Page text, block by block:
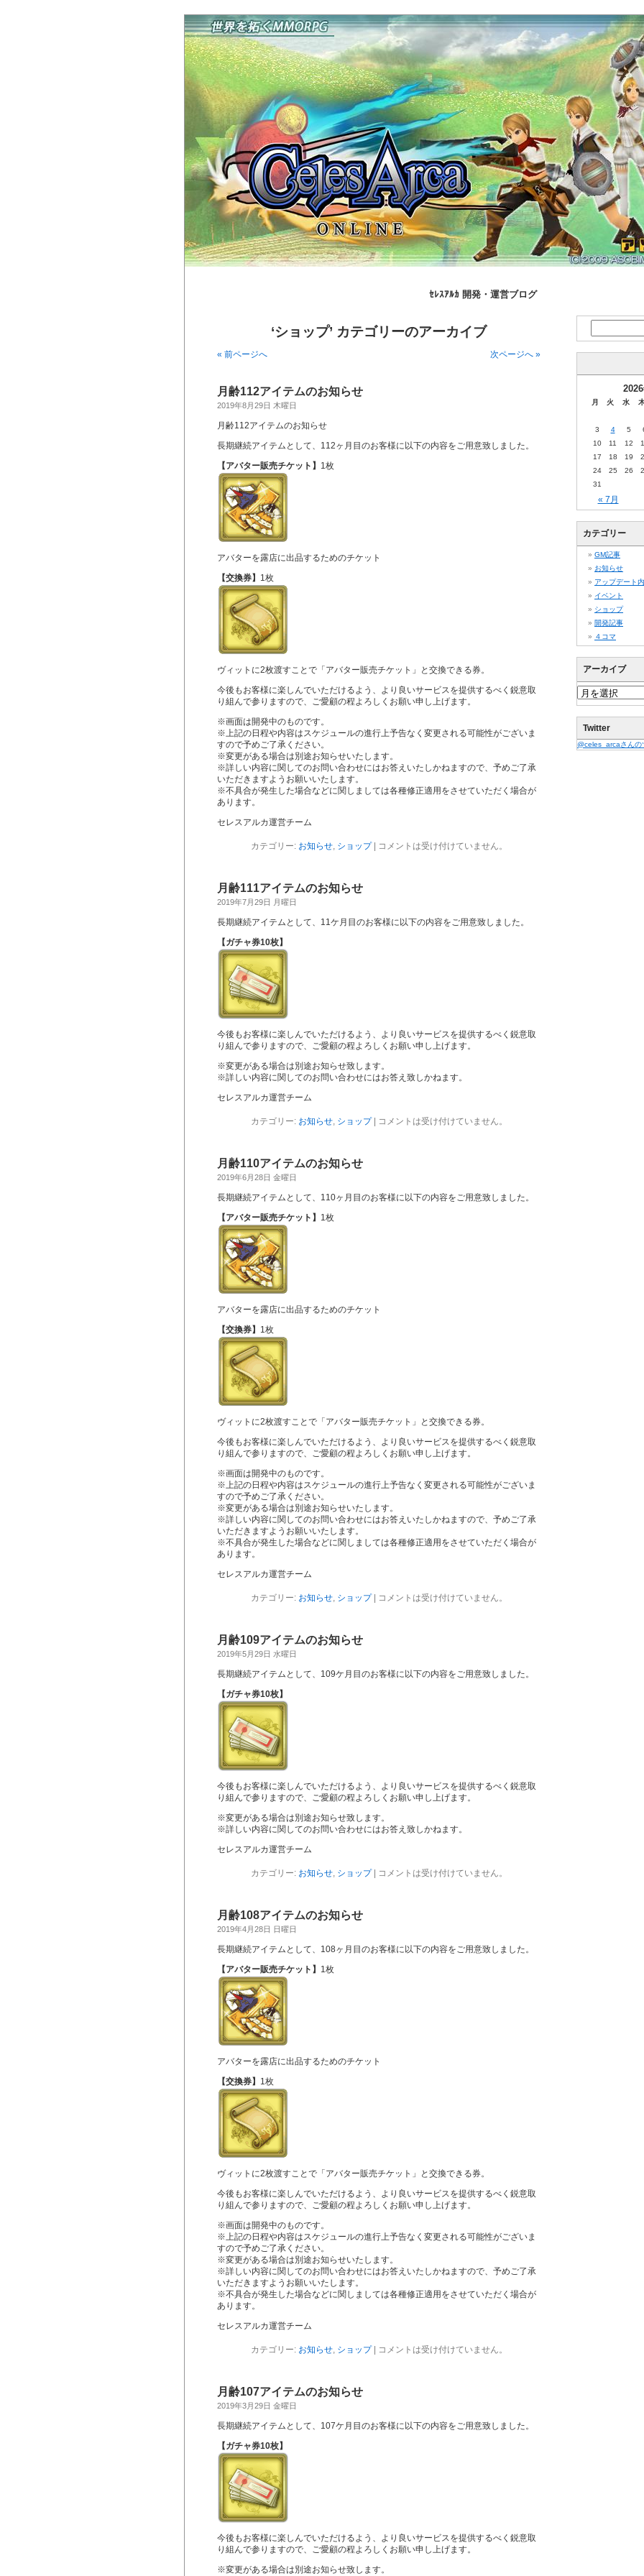
ｾﾚｽｱﾙｶ 開発・運営ブログ
‘ショップ’ カテゴリーのアーカイブ
« 前ページへ 次ページへ »
月齢112アイテムのお知らせ
2019年8月29日 木曜日
月齢112アイテムのお知らせ
長期継続アイテムとして、112ヶ月目のお客様に以下の内容をご用意致しました。
【アバター販売チケット】 1枚
アバターを露店に出品するためのチケット
【交換券】 1枚
ヴィットに2枚渡すことで「アバター販売チケット」と交換できる券。
今後もお客様に楽しんでいただけるよう、より良いサービスを提供するべく鋭意取
り組んで参りますので、ご愛顧の程よろしくお願い申し上げます。
※画面は開発中のものです。
※上記の日程や内容はスケジュールの進行上予告なく変更される可能性がございま
すので予めご了承ください。
※変更がある場合は別途お知らせいたします。
※詳しい内容に関してのお問い合わせにはお答えいたしかねますので、予めご了承
いただきますようお願いいたします。
※不具合が発生した場合などに関しましては各種修正適用をさせていただく場合が
あります。
セレスアルカ運営チーム
カテゴリー: お知らせ, ショップ| コメントは受け付けていません。
月齢111アイテムのお知らせ
2019年7月29日 月曜日
長期継続アイテムとして、11ケ月目のお客様に以下の内容をご用意致しました。
【ガチャ券10枚】
今後もお客様に楽しんでいただけるよう、より良いサービスを提供するべく鋭意取
り組んで参りますので、ご愛顧の程よろしくお願い申し上げます。
※変更がある場合は別途お知らせ致します。
※詳しい内容に関してのお問い合わせにはお答え致しかねます。
セレスアルカ運営チーム
カテゴリー: お知らせ, ショップ| コメントは受け付けていません。
月齢110アイテムのお知らせ
2019年6月28日 金曜日
長期継続アイテムとして、110ヶ月目のお客様に以下の内容をご用意致しました。
【アバター販売チケット】 1枚
アバターを露店に出品するためのチケット
【交換券】 1枚
ヴィットに2枚渡すことで「アバター販売チケット」と交換できる券。
今後もお客様に楽しんでいただけるよう、より良いサービスを提供するべく鋭意取
り組んで参りますので、ご愛顧の程よろしくお願い申し上げます。
※画面は開発中のものです。
※上記の日程や内容はスケジュールの進行上予告なく変更される可能性がございま
すので予めご了承ください。
※変更がある場合は別途お知らせいたします。
※詳しい内容に関してのお問い合わせにはお答えいたしかねますので、予めご了承
いただきますようお願いいたします。
※不具合が発生した場合などに関しましては各種修正適用をさせていただく場合が
あります。
セレスアルカ運営チーム
カテゴリー: お知らせ, ショップ| コメントは受け付けていません。
月齢109アイテムのお知らせ
2019年5月29日 水曜日
長期継続アイテムとして、109ケ月目のお客様に以下の内容をご用意致しました。
【ガチャ券10枚】
今後もお客様に楽しんでいただけるよう、より良いサービスを提供するべく鋭意取
り組んで参りますので、ご愛顧の程よろしくお願い申し上げます。
※変更がある場合は別途お知らせ致します。
※詳しい内容に関してのお問い合わせにはお答え致しかねます。
セレスアルカ運営チーム
カテゴリー: お知らせ, ショップ| コメントは受け付けていません。
月齢108アイテムのお知らせ
2019年4月28日 日曜日
長期継続アイテムとして、108ヶ月目のお客様に以下の内容をご用意致しました。
【アバター販売チケット】 1枚
アバターを露店に出品するためのチケット
【交換券】 1枚
ヴィットに2枚渡すことで「アバター販売チケット」と交換できる券。
今後もお客様に楽しんでいただけるよう、より良いサービスを提供するべく鋭意取
り組んで参りますので、ご愛顧の程よろしくお願い申し上げます。
※画面は開発中のものです。
※上記の日程や内容はスケジュールの進行上予告なく変更される可能性がございま
すので予めご了承ください。
※変更がある場合は別途お知らせいたします。
※詳しい内容に関してのお問い合わせにはお答えいたしかねますので、予めご了承
いただきますようお願いいたします。
※不具合が発生した場合などに関しましては各種修正適用をさせていただく場合が
あります。
セレスアルカ運営チーム
カテゴリー: お知らせ, ショップ| コメントは受け付けていません。
月齢107アイテムのお知らせ
2019年3月29日 金曜日
長期継続アイテムとして、107ケ月目のお客様に以下の内容をご用意致しました。
【ガチャ券10枚】
今後もお客様に楽しんでいただけるよう、より良いサービスを提供するべく鋭意取
り組んで参りますので、ご愛顧の程よろしくお願い申し上げます。
※変更がある場合は別途お知らせ致します。
月 火 水
« 7月
3
4 5
10
11 12
17
18 19
24
25 26
31
カテゴリー
GM記事
お知らせ
アップデート
イベント
ショップ
開発記事
４コマ
アーカイブ
Twitter
@celes_arcaさんの